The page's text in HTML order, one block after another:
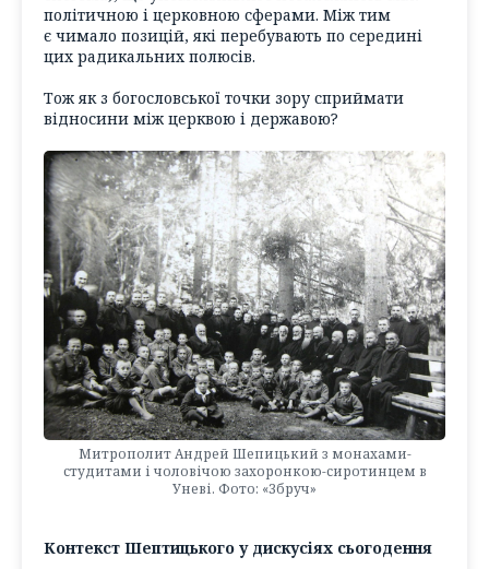
політичною і церковною сферами. Між тим
є чимало позицій, які перебувають по середині
цих радикальних полюсів.
Тож як з богословської точки зору сприймати
відносини між церквою і державою?
Митрополит Андрей Шепицький з монахами-
студитами і чоловічою захоронкою-сиротинцем в
Уневі. Фото: «Збруч»
Контекст Шептицького у дискусіях сьогодення